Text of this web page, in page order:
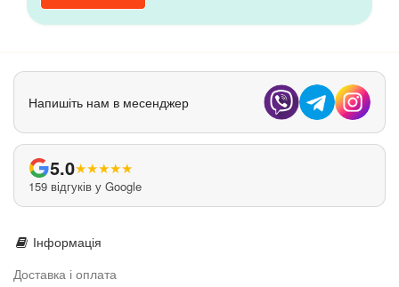
Напишіть нам в месенджер
5.0★★★★★
159 відгуків у Google
Інформація
Доставка і оплата